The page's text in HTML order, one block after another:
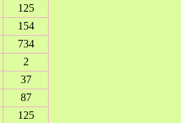
125
154
734
2
37
87
125